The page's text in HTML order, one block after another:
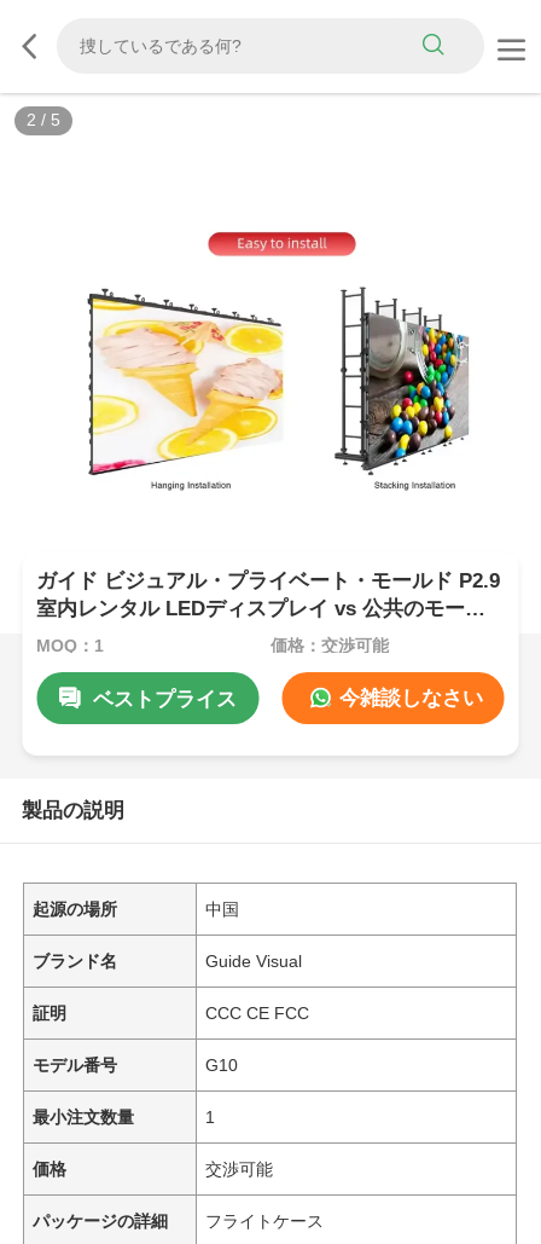
2 / 5
ガイド ビジュアル・プライベート・モールド P2.9
室内レンタル LEDディスプレイ vs 公共のモール
ド,より強いキャビネット・アンチ・コリクション
MOQ：1 価格：交渉可能
ベストプライス 今雑談しなさい
製品の説明
起源の場所 中国
ブランド名 Guide Visual
証明 CCC CE FCC
モデル番号 G10
最小注文数量 1
価格 交渉可能
パッケージの詳細 フライトケース